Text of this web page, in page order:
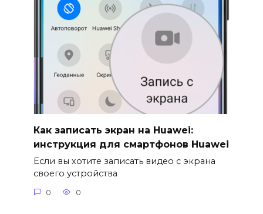
Как записать экран на Huawei:
инструкция для смартфонов Huawei
Если вы хотите записать видео с экрана
своего устройства
0 0